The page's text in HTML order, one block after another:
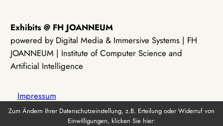
Exhibits @ FH JOANNEUM
powered by Digital Media & Immersive Systems | FH
JOANNEUM | Institute of Computer Science and
Artificial Intelligence
Impressum
Zum Ändern Ihrer Datenschutzeinstellung, z.B. Erteilung oder Widerruf von
Einwilligungen, klicken Sie hier: